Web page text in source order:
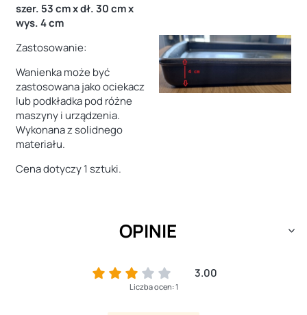
szer. 53 cm x dł. 30 cm x
wys. 4 cm
Zastosowanie:
Wanienka może być
zastosowana jako ociekacz
lub podkładka pod różne
maszyny i urządzenia.
Wykonana z solidnego
materiału.
Cena dotyczy 1 sztuki.
OPINIE
3.00
Liczba ocen: 1